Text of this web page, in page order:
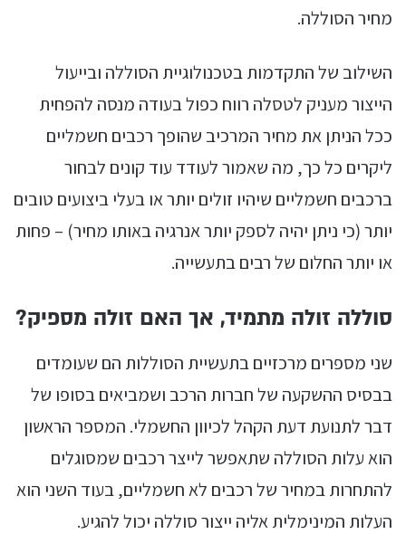
מחיר הסוללה.
השילוב של התקדמות בטכנולוגיית הסוללה ובייעול
הייצור מעניק לטסלה רווח כפול בעודה מנסה להפחית
ככל הניתן את מחיר המרכיב שהופך רכבים חשמליים
ליקרים כל כך, מה שאמור לעודד עוד קונים לבחור
ברכבים חשמליים שיהיו זולים יותר או בעלי ביצועים טובים
יותר (כי ניתן יהיה לספק יותר אנרגיה באותו מחיר) – פחות
או יותר החלום של רבים בתעשייה.
סוללה זולה מתמיד, אך האם זולה מספיק?
שני מספרים מרכזיים בתעשיית הסוללות הם שעומדים
בבסיס ההשקעה של חברות הרכב ושמביאים בסופו של
דבר לתנועת דעת הקהל לכיוון החשמלי. המספר הראשון
הוא עלות הסוללה שתאפשר לייצר רכבים שמסוגלים
להתחרות במחיר של רכבים לא חשמליים, בעוד השני הוא
העלות המינימלית אליה ייצור סוללה יכול להגיע.